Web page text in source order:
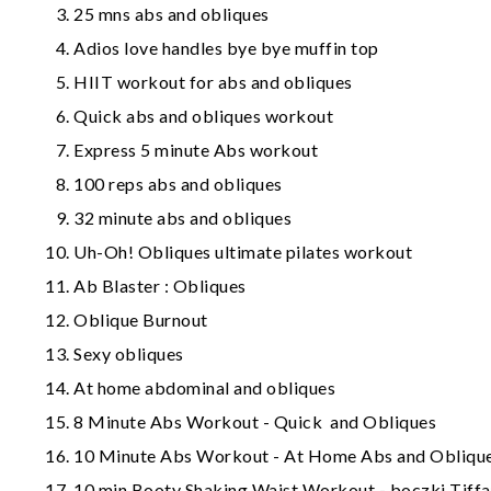
25 mns abs and obliques
Adios love handles bye bye muffin top
HIIT workout for abs and obliques
Quick abs and obliques workout
Express 5 minute Abs workout
100 reps abs and obliques
32 minute abs and obliques
Uh-Oh! Obliques ultimate pilates workout
Ab Blaster : Obliques
Oblique Burnout
Sexy obliques
At home abdominal and obliques
8 Minute Abs Workout - Quick and Obliques
10 Minute Abs Workout - At Home Abs and